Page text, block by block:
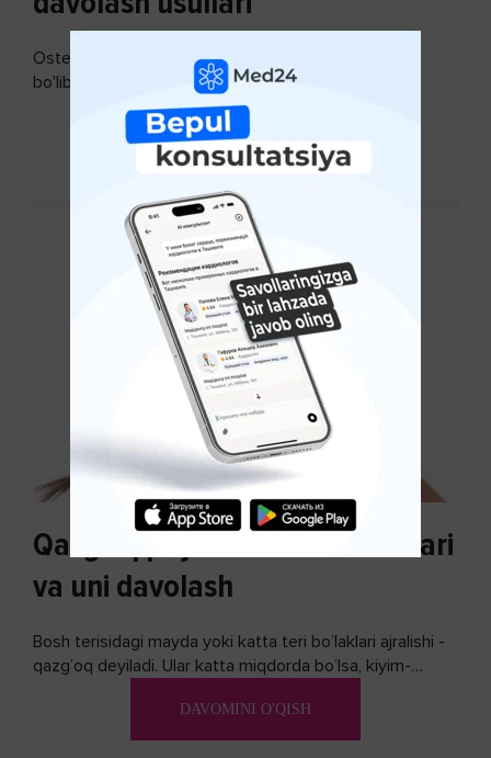
Osteoartroz - bo'g'imlarning keng tarqalgan kasalligi
bo'lib, so'ngi paytda osteoartroz kasalligi sonining
ko'payishi tendentsiyasi mavjud...
DAVOMINI O'QISH
Qazg'oq paydo bo'lishi sabablari
va uni davolash
Bosh terisidagi mayda yoki katta teri bo’laklari ajralishi -
qazg’oq deyiladi. Ular katta miqdorda bo’lsa, kiyim-
DAVOMINI O'QISH